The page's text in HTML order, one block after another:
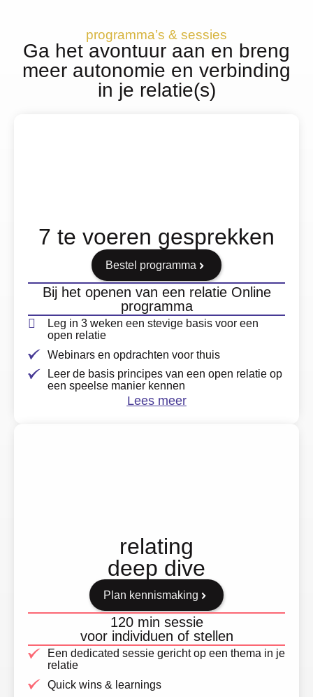
programma’s & sessies
Ga het avontuur aan en breng
meer autonomie en verbinding
in je relatie(s)
7 te voeren gesprekken
Bestel programma
Bij het openen van een relatie Online
programma
Leg in 3 weken een stevige basis voor een
open relatie
Webinars en opdrachten voor thuis
Leer de basis principes van een open relatie op
een speelse manier kennen
Lees meer
relating
deep dive
Plan kennismaking
120 min sessie
voor individuen of stellen
Een dedicated sessie gericht op een thema in je
relatie
Quick wins & learnings